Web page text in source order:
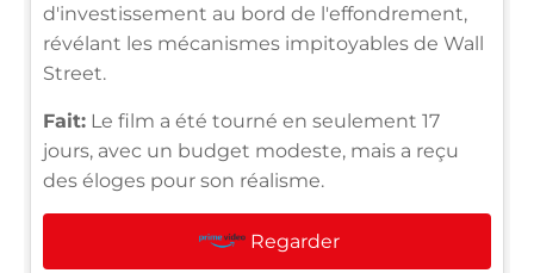
d'investissement au bord de l'effondrement,
révélant les mécanismes impitoyables de Wall
Street.
Fait: Le film a été tourné en seulement 17
jours, avec un budget modeste, mais a reçu
des éloges pour son réalisme.
Regarder